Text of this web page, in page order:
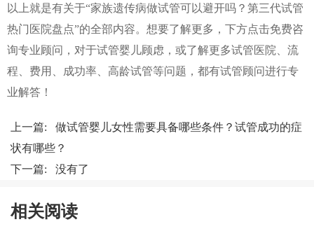
以上就是有关于“家族遗传病做试管可以避开吗？第三代试管
热门医院盘点”的全部内容。想要了解更多，下方点击免费咨
询专业顾问，对于试管婴儿顾虑，或了解更多试管医院、流
程、费用、成功率、高龄试管等问题，都有试管顾问进行专
业解答！
上一篇: 做试管婴儿女性需要具备哪些条件？试管成功的症
状有哪些？
下一篇: 没有了
相关阅读